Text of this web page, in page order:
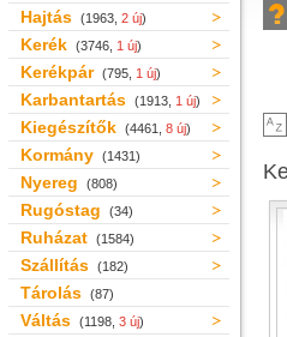
Hajtás (1963, 2 új)
Kerék (3746, 1 új)
Kerékpár (795, 1 új)
Karbantartás (1913, 1 új)
Kiegészítők (4461, 8 új)
Kormány (1431)
Nyereg (808)
Rugóstag (34)
Ruházat (1584)
Szállítás (182)
Tárolás (87)
Váltás (1198, 3 új)